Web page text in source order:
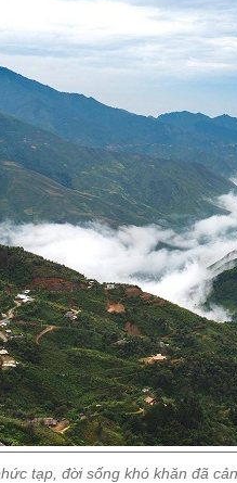
tạp, đời sống khó khăn đã